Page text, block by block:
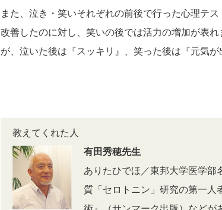
また、泣き・笑いそれぞれの前後で行った心理テ
改善したのに対し、笑いの後では活力の増加が表
が、泣いた後は『スッキリ』、笑った後は『元気が
教えてくれた人
有田秀穂先生
ありたひでほ／東邦大学医学部
質「セロトニン」研究の第一人